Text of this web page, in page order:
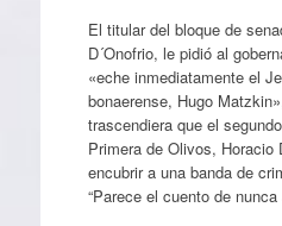
El titular del bloque de
D´Onofrio, le pidió al
«eche inmediatamente el
bonaerense, Hugo
trascendiera que el
Primera de Olivos, Horacio
encubrir a una banda de
“Parece el cuento de